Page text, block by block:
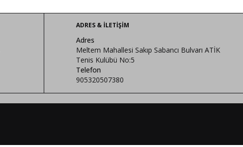
ADRES & İLETIŞIM
Adres
Meltem Mahallesi Sakıp Sabancı Bulvarı ATİK
Tenis Kulübü No:5
Telefon
905320507380